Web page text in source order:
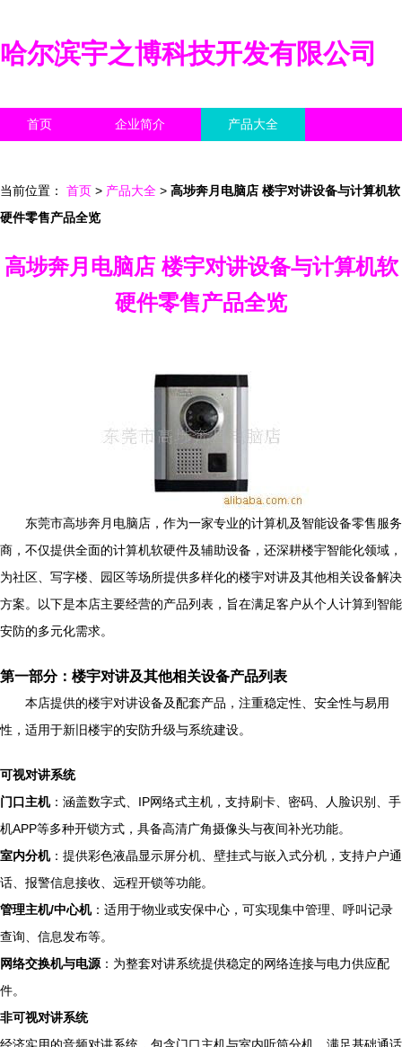
哈尔滨宇之博科技开发有限公司
首页 企业简介 产品大全
当前位置： 首页 > 产品大全 > 高埗奔月电脑店 楼宇对讲设备与计算机软
硬件零售产品全览
高埗奔月电脑店 楼宇对讲设备与计算机软
硬件零售产品全览
东莞市高埗奔月电脑店，作为一家专业的计算机及智能设备零售服务
商，不仅提供全面的计算机软硬件及辅助设备，还深耕楼宇智能化领域，
为社区、写字楼、园区等场所提供多样化的楼宇对讲及其他相关设备解决
方案。以下是本店主要经营的产品列表，旨在满足客户从个人计算到智能
安防的多元化需求。
第一部分：楼宇对讲及其他相关设备产品列表
本店提供的楼宇对讲设备及配套产品，注重稳定性、安全性与易用
性，适用于新旧楼宇的安防升级与系统建设。
可视对讲系统
门口主机：涵盖数字式、IP网络式主机，支持刷卡、密码、人脸识别、手
机APP等多种开锁方式，具备高清广角摄像头与夜间补光功能。
室内分机：提供彩色液晶显示屏分机、壁挂式与嵌入式分机，支持户户通
话、报警信息接收、远程开锁等功能。
管理主机/中心机：适用于物业或安保中心，可实现集中管理、呼叫记录
查询、信息发布等。
网络交换机与电源 ：为整套对讲系统提供稳定的网络连接与电力供应配
件。
非可视对讲系统